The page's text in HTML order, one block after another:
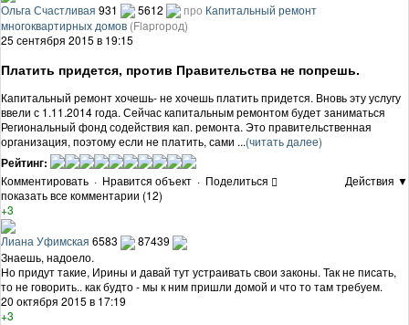
Ольга Счастливая 931 5612 про Капитальный ремонт
многоквартирных домов (Flapгород)
25 сентября 2015 в 19:15
Платить придется, против Правительства не попрешь.
Капитальный ремонт хочешь- не хочешь платить придется. Вновь эту услугу
ввели с 1.11.2014 года. Сейчас капитальным ремонтом будет заниматься
Региональный фонд содействия кап. ремонта. Это правительственная
организация, поэтому если не платить, сами ...(читать далее)
Рейтинг:
Комментировать · Нравится объект · Поделиться
Действия ▼
показать все комментарии (12)
+3
Лиана Уфимская 6583
87439
Знаешь, надоело.
Но придут такие, Ирины и давай тут устраивать свои законы. Так не писать,
то не говорить.. как будто - мы к ним пришли домой и что то там требуем.
20 октября 2015 в 17:19
+3